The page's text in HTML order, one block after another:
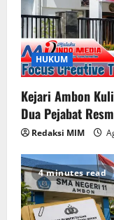
HUKUM
Kejari Ambon
Dua Pejabat
Redaksi MIM
4 minutes read